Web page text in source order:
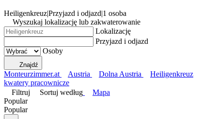
Heiligenkreuz|Przyjazd i odjazd|1 osoba
Wyszukaj lokalizację lub zakwaterowanie
Lokalizację
Przyjazd i odjazd
Osoby
Znajdź
Monteurzimmer.at Austria Dolna Austria
Heiligenkreuz
kwatery pracownicze
Filtruj
Sortuj według
Mapa
Popular
Popular